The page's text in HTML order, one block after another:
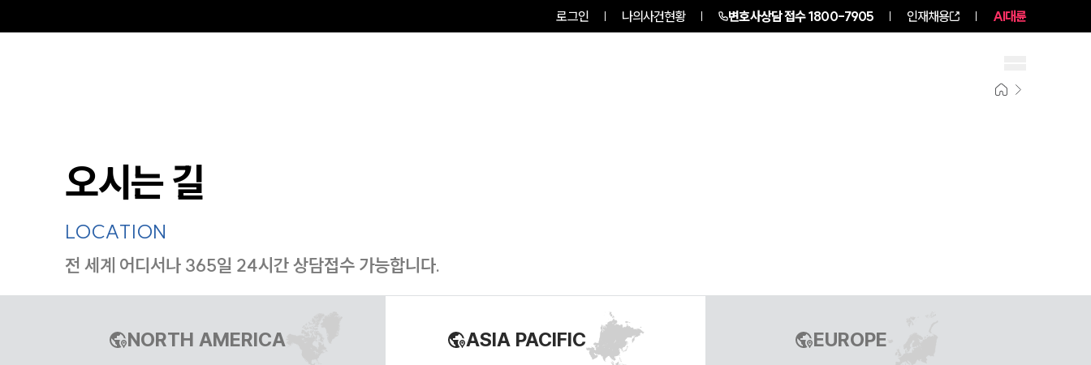
로그인 나의사건현황 변호사상담 접수1800-7905 인재채용 AI대륜
오시는 길
LOCATION
전 세계 어디서나 365일 24시간 상담접수 가능합니다.
NORTH AMERICA ASIA PACIFIC EUROPE